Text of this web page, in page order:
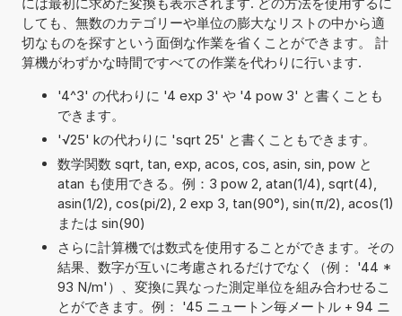
しても、無数のカテゴリーや単位の膨大なリストの中から適
切なものを探すという面倒な作業を省くことができます。 計
算機がわずかな時間ですべての作業を代わりに行います.
'4^3' の代わりに '4 exp 3' や '4 pow 3' と書くことも
できます。
'√25' kの代わりに 'sqrt 25' と書くこともできます。
数学関数 sqrt, tan, exp, acos, cos, asin, sin, pow と
atan も使用できる。例：3 pow 2, atan(1/4), sqrt(4),
asin(1/2), cos(pi/2), 2 exp 3, tan(90°), sin(π/2), acos(1)
または sin(90)
さらに計算機では数式を使用することができます。その
結果、数字が互いに考慮されるだけでなく（例： '44 *
93 N/m'）、変換に異なった測定単位を組み合わせるこ
とができます。例： '45 ニュートン毎メートル + 94 ニ